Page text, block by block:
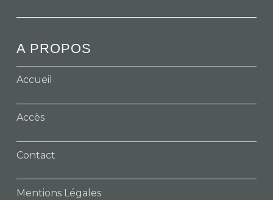
A PROPOS
Accueil
Accès
Contact
Mentions Légales